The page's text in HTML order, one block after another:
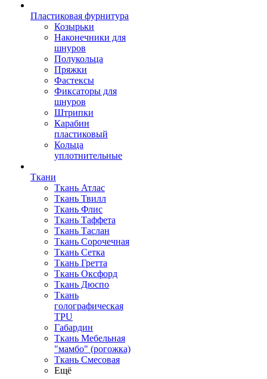
Пластиковая фурнитура
Козырьки
Наконечники для
шнуров
Полукольца
Пряжки
Фастексы
Фиксаторы для
шнуров
Штрипки
Карабин
пластиковый
Кольца
уплотнительные
Ткани
Ткань Атлас
Ткань Твилл
Ткань Флис
Ткань Таффета
Ткань Таслан
Ткань Сорочечная
Ткань Сетка
Ткань Гретта
Ткань Оксфорд
Ткань Дюспо
Ткань
голографическая
TPU
Габардин
Ткань Мебельная
"мамбо" (рогожка)
Ткань Смесовая
Ещё